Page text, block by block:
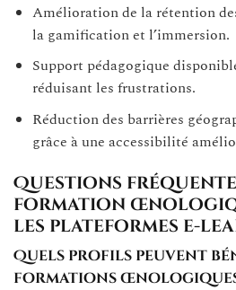
Amélioration de la rétention
la gamification et l’immersion.
Support pédagogique
réduisant les frustrations.
Réduction des barrières
grâce à une accessibilité
Questions
formation
les plateformes e-
Quels profils peuvent
formations œnologiques